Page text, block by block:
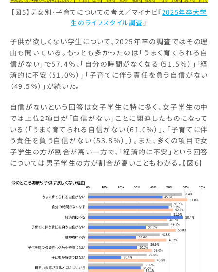
【図5】男女別・子育てについての考え／マイナビ『2025年卒大学
生のライフスタイル調査 』
子供が欲しくない学生について、2025年卒の調査ではその理
由も聞いている。もっとも多かったのは「うまく育てられる自
信がない」で57.4％、「自分の時間がなくなる（51.5％）」「経
済的に不安（51.0％）」「子育てに伴う責任を負う自信がない
（49.5％）」が続いた。
自信がないという回答は女子学生に特に多く、女子学生の中
では上位2項目が「自信がない」ことに関連したものになって
いる（「うまく育てられる自信がない（61.0％）」、「子育てに伴
う責任を負う自信がない（53.8％）」）。また、多くの項目で女
子学生の方が割合が高い一方で、「経済的に不安」という回答
については男子学生の方が割合が高いこともわかる。【図6】